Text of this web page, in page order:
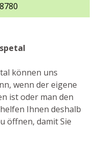
können uns
wenn der eigene
ist oder man den
Ihnen deshalb
öffnen, damit Sie